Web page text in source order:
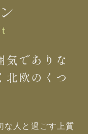
気でありな
北欧の くつ
な人と過ごす上質